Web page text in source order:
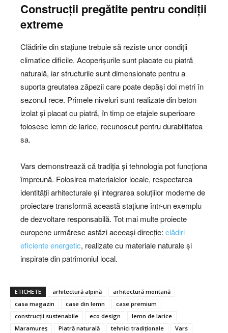
Construcții pregătite pentru condiții
extreme
Clădirile din stațiune trebuie să reziste unor condiții
climatice dificile. Acoperișurile sunt placate cu piatră
naturală, iar structurile sunt dimensionate pentru a
suporta greutatea zăpezii care poate depăși doi metri în
sezonul rece. Primele niveluri sunt realizate din beton
izolat și placat cu piatră, în timp ce etajele superioare
folosesc lemn de larice, recunoscut pentru durabilitatea
sa.
Vars demonstrează că tradiția și tehnologia pot funcționa
împreună. Folosirea materialelor locale, respectarea
identității arhitecturale și integrarea soluțiilor moderne de
proiectare transformă această stațiune într-un exemplu
de dezvoltare responsabilă. Tot mai multe proiecte
europene urmăresc astăzi aceeași direcție: clădiri
eficiente energetic, realizate cu materiale naturale și
inspirate din patrimoniul local.
ETICHETE arhitectură alpină
arhitectură montană
casa magazin
case din lemn
case premium
construcții sustenabile
eco design
lemn de larice
Maramureș
Piatră naturală tehnici tradiționale Vars